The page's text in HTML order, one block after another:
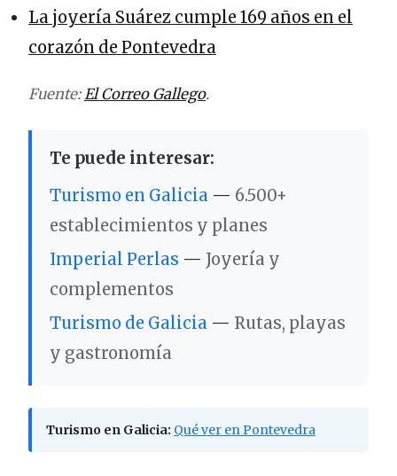
La joyería Suárez cumple 169 años en el
corazón de Pontevedra
Fuente:El Correo Gallego.
Te puede interesar:
Turismo en Galicia — 6.500+
establecimientos y planes
Imperial Perlas — Joyería y
complementos
Turismo de Galicia — Rutas, playas
y gastronomía
Turismo en Galicia: Qué ver en Pontevedra